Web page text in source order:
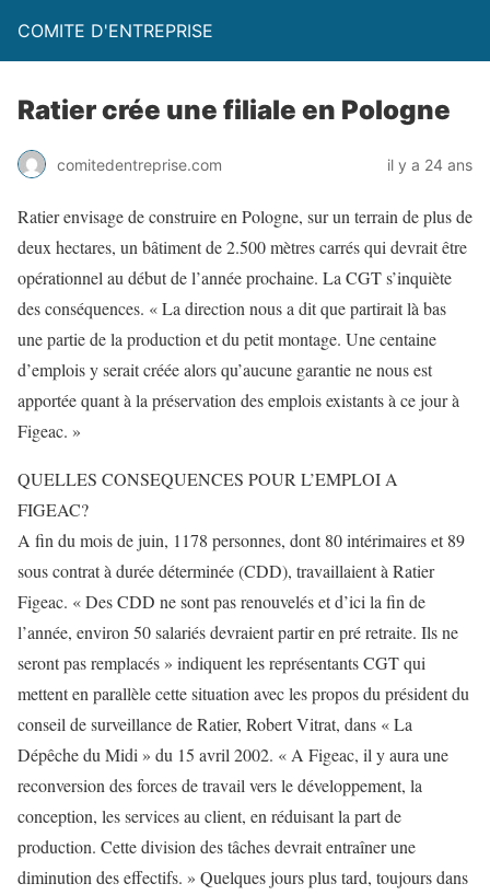
COMITE D'ENTREPRISE
Ratier crée une filiale en Pologne
comitedentreprise.com il y a 24 ans
Ratier envisage de construire en Pologne, sur un terrain de plus de
deux hectares, un bâtiment de 2.500 mètres carrés qui devrait être
opérationnel au début de l’année prochaine. La CGT s’inquiète
des conséquences. « La direction nous a dit que partirait là bas
une partie de la production et du petit montage. Une centaine
d’emplois y serait créée alors qu’aucune garantie ne nous est
apportée quant à la préservation des emplois existants à ce jour à
Figeac. »
QUELLES CONSEQUENCES POUR L’EMPLOI A
FIGEAC?
A fin du mois de juin, 1178 personnes, dont 80 intérimaires et 89
sous contrat à durée déterminée (CDD), travaillaient à Ratier
Figeac. « Des CDD ne sont pas renouvelés et d’ici la fin de
l’année, environ 50 salariés devraient partir en pré retraite. Ils ne
seront pas remplacés » indiquent les représentants CGT qui
mettent en parallèle cette situation avec les propos du président du
conseil de surveillance de Ratier, Robert Vitrat, dans « La
Dépêche du Midi » du 15 avril 2002. « A Figeac, il y aura une
reconversion des forces de travail vers le développement, la
conception, les services au client, en réduisant la part de
production. Cette division des tâches devrait entraîner une
diminution des effectifs. » Quelques jours plus tard, toujours dans